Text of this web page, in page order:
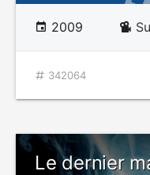
2009
342064
Le dernier